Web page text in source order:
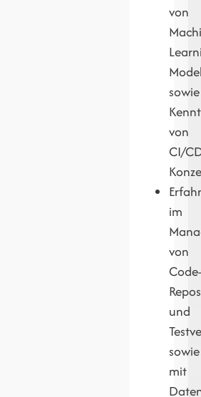
von
sowie
von
CI/
im
von
und
sowie
mit